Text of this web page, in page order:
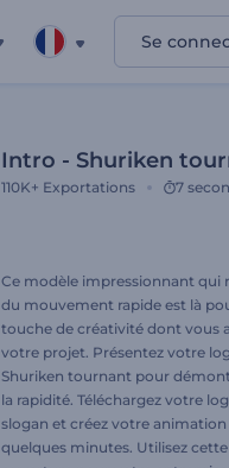
Se
Intro - Shuriken
110K+ Exportations 7
Ce modèle impressionnant qui
du mouvement rapide est là
touche de créativité dont vous
votre projet. Présentez votre
Shuriken tournant pour
la rapidité. Téléchargez votre
slogan et créez votre animation
quelques minutes. Utilisez